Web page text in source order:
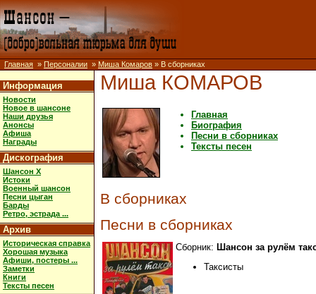
Главная » Персоналии » Миша Комаров » В сборниках
Информация
Новости
Новое в шансоне
Наши друзья
Анонсы
Афиша
Награды
Дискография
Шансон X
Истоки
Военный шансон
Песни цыган
Барды
Ретро, эстрада ...
Архив
Историческая справка
Хорошая музыка
Афиши, постеры ...
Заметки
Книги
Тексты песен
Миша КОМАРОВ
Главная
Биография
Песни в сборниках
Тексты песен
В сборниках
Песни в сборниках
Сборник: Шансон за рулём
Таксисты